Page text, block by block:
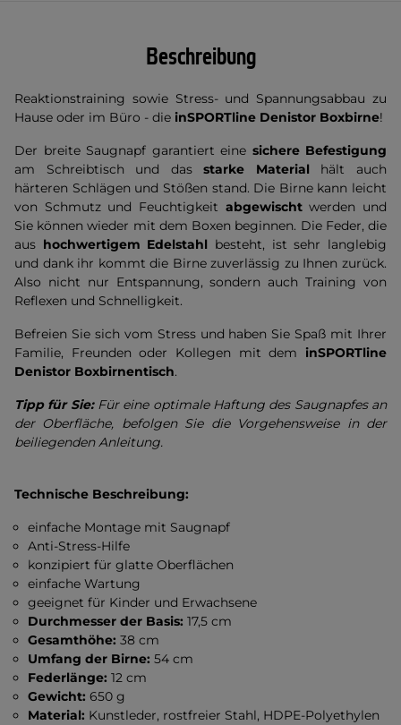
Beschreibung
Reaktionstraining sowie Stress- und Spannungsabbau zu
Hause oder im Büro - die inSPORTline Denistor Boxbirne!
Der breite Saugnapf garantiert eine sichere Befestigung
am Schreibtisch und dasstarke Materialhält auch
härteren Schlägen und Stößen stand. Die Birne kann leicht
von Schmutz und Feuchtigkeit abgewischtwerden und
Sie können wieder mit dem Boxen beginnen. Die Feder, die
aus hochwertigem Edelstahl besteht, ist sehr langlebig
und dank ihr kommt die Birne zuverlässig zu Ihnen zurück.
Also nicht nur Entspannung, sondern auch Training von
Reflexen und Schnelligkeit.
Befreien Sie sich vom Stress und haben Sie Spaß mit Ihrer
Familie, Freunden oder Kollegen mit dem inSPORTline
Denistor Boxbirnentisch.
Tipp für Sie: Für eine optimale Haftung des Saugnapfes an
der Oberfläche, befolgen Sie die Vorgehensweise in der
beiliegenden Anleitung.
Technische Beschreibung:
einfache Montage mit Saugnapf
Anti-Stress-Hilfe
konzipiert für glatte Oberflächen
einfache Wartung
geeignet für Kinder und Erwachsene
Durchmesser der Basis:17,5 cm
Gesamthöhe: 38 cm
Umfang der Birne: 54 cm
Federlänge: 12 cm
Gewicht: 650 g
Material: Kunstleder, rostfreier Stahl, HDPE-Polyethylen